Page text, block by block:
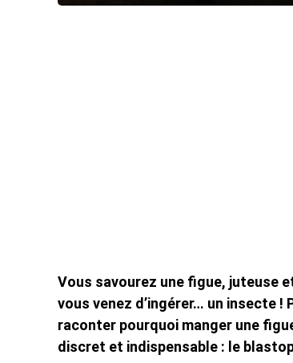
Vous savourez une figue, juteuse
vous venez d’ingérer… un insecte !
raconter pourquoi manger une
discret et indispensable : le